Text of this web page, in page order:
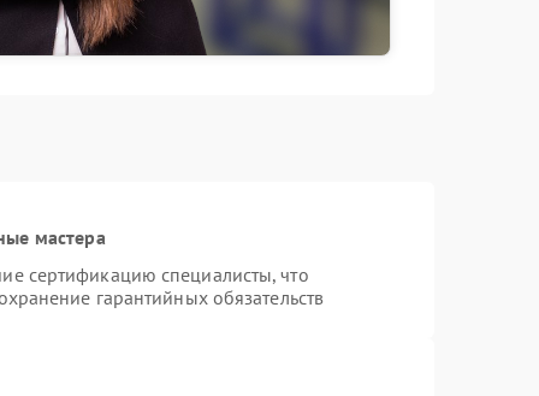
мастера
сертификацию специалисты, что
гарантийных обязательств